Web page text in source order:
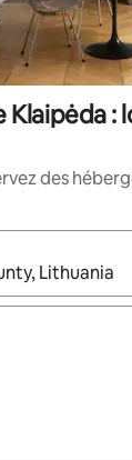
Klaipėda :
des